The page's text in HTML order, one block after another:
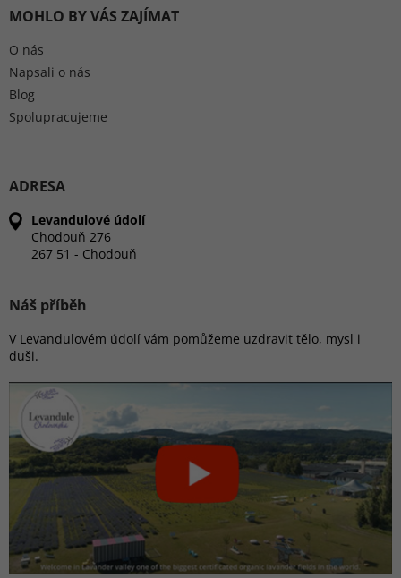
MOHLO BY VÁS ZAJÍMAT
O nás
Napsali o nás
Blog
Spolupracujeme
ADRESA
Levandulové údolí
Chodouň 276
267 51 - Chodouň
Náš příběh
V Levandulovém údolí vám pomůžeme uzdravit tělo, mysl i
duši.